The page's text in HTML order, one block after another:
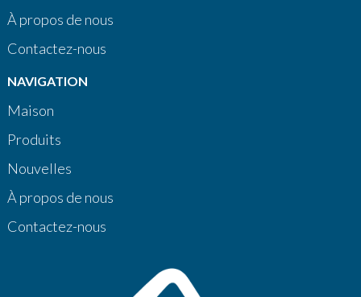
À propos de nous
Contactez-nous
NAVIGATION
Maison
Produits
Nouvelles
À propos de nous
Contactez-nous